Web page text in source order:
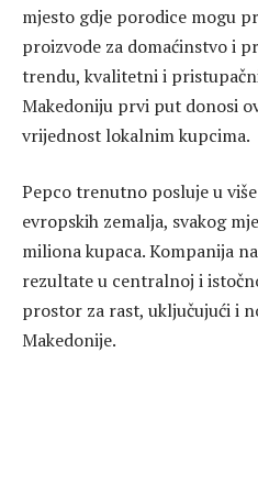
mjesto gdje porodice mogu
proizvode za domaćinstvo i
trendu, kvalitetni i
Makedoniju prvi put donosi
vrijednost lokalnim kupcima.
Pepco trenutno posluje u
evropskih zemalja, svakog
miliona kupaca. Kompanija
rezultate u centralnoj i
prostor za rast, uključujući i
Makedonije.